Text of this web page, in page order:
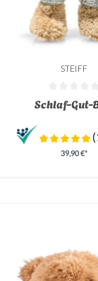
STEIFF
Schlaf-Gut-
39,90 €*